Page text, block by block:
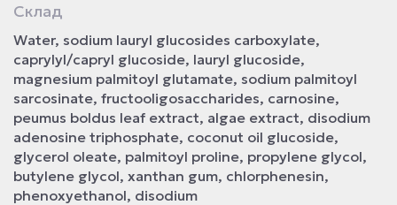
Склад
Water, sodium lauryl glucosides carboxylate,
caprylyl/capryl glucoside, lauryl glucoside,
magnesium palmitoyl glutamate, sodium palmitoyl
sarcosinate, fructooligosaccharides, carnosine,
peumus boldus leaf extract, algae extract, disodium
adenosine triphosphate, coconut oil glucoside,
glycerol oleate, palmitoyl proline, propylene glycol,
butylene glycol, xanthan gum, chlorphenesin,
phenoxyethanol, disodium